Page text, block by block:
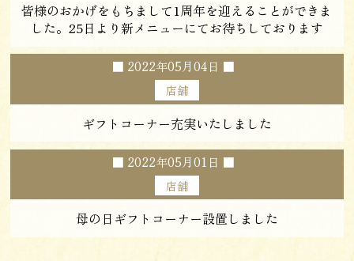
皆様のおかげをもちまして1周年を迎えることができま
した。25日より新メニューにてお待ちしております
■ 2022年05月04日 ■
店舗
ギフトコーナー充実いたしました
■ 2022年05月01日 ■
店舗
母の日ギフトコーナー設置しました